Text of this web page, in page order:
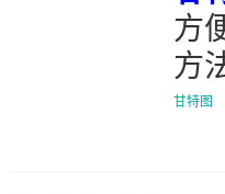
方
方
甘特图